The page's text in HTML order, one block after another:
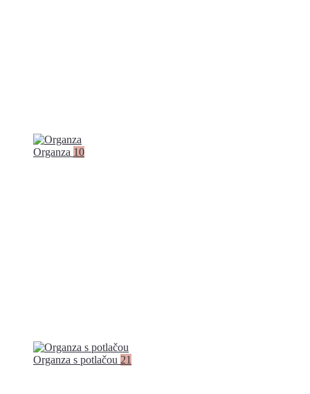
Organza 10
Organza s potlačou 21